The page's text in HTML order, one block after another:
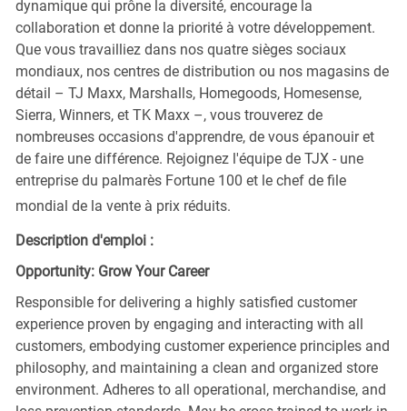
dynamique qui prône la diversité, encourage la
collaboration et donne la priorité à votre développement.
Que vous travailliez dans nos quatre sièges sociaux
mondiaux, nos centres de distribution ou nos magasins de
détail – TJ Maxx, Marshalls, Homegoods, Homesense,
Sierra, Winners, et TK Maxx –, vous trouverez de
nombreuses occasions d'apprendre, de vous épanouir et
de faire une différence. Rejoignez l'équipe de TJX - une
entreprise du palmarès Fortune 100 et le chef de file
mondial de la vente à prix réduits.
Description d'emploi :
Opportunity: Grow Your Career
Responsible for delivering a highly satisfied customer
experience proven by engaging and interacting with all
customers, embodying customer experience principles and
philosophy, and maintaining a clean and organized store
environment. Adheres to all operational, merchandise, and